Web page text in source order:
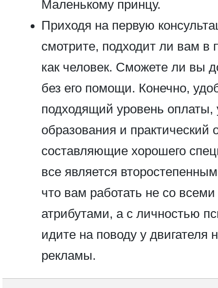
Маленькому принцу.
Приходя на первую
смотрите, подходит ли вам в
как человек. Сможете ли вы
без его помощи. Конечно,
подходящий уровень оплаты,
образования и практический
составляющие хорошего
все является
что вам работать не со
атрибутами, а с личностью
идите на поводу у
рекламы.